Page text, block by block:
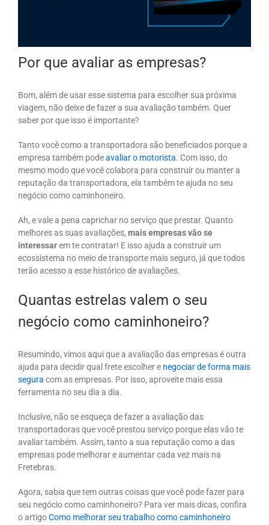
Por que avaliar as empresas?
Bom, além de usar esse sistema para escolher sua próxima
viagem, não deixe de fazer a sua avaliação também. Quer
saber por que isso é importante?
Tanto você como a transportadora são beneficiados porque a
empresa também podeavaliar o motorista. Com isso, do
mesmo modo que você colabora para construir ou manter a
reputação da transportadora, ela também te ajuda no seu
negócio como caminhoneiro.
Ah, e vale a pena caprichar no serviço que prestar. Quanto
melhores as suas avaliações, mais empresas vão se
interessarem te contratar! E isso ajuda a construir um
ecossistema no meio de transporte mais seguro, já que todos
terão acesso a esse histórico de avaliações.
Quantas estrelas valem o seu
negócio como caminhoneiro?
Resumindo, vimos aqui que a avaliação das empresas é outra
ajuda para decidir qual frete escolher e negociar de forma mais
segura com as empresas. Por isso, aproveite mais essa
ferramenta no seu dia a dia.
Inclusive, não se esqueça de fazer a avaliação das
transportadoras que você prestou serviço porque elas vão te
avaliar também. Assim, tanto a sua reputação como a das
empresas pode melhorar e aumentar cada vez mais na
Fretebras.
Agora, sabia que tem outras coisas que você pode fazer para
seu negócio como caminhoneiro? Para ver mais dicas, confira
o artigoComo melhorar seu trabalho como caminhoneiro